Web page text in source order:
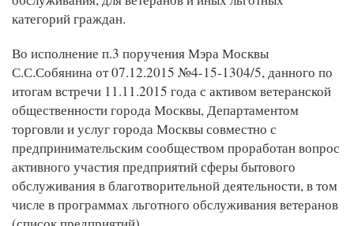
категорий граждан.
Во исполнение п.3 поручения Мэра Москвы
С.С.Собянина от 07.12.2015 №4-15-1304/5, данного по
итогам встречи 11.11.2015 года с активом ветеранской
общественности города Москвы, Департаментом
торговли и услуг города Москвы совместно с
предпринимательским сообществом проработан вопрос
активного участия предприятий сферы бытового
обслуживания в благотворительной деятельности, в том
числе в программах льготного обслуживания ветеранов